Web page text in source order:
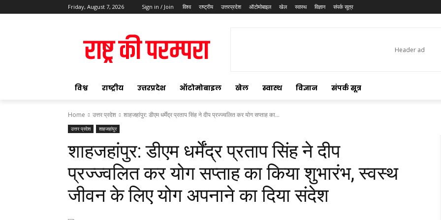
Friday, August 7, 2026 Sign in / Join विश्व राष्ट्रीय उत्तरप्रदेश ऑटोमोबाइल खेल स्वास्थ विज्ञान संपर्क सूत्र
विश्व राष्ट्रीय उत्तरप्रदेश ऑटोमोबाइल खेल स्वास्थ विज्ञान संपर्क सूत्र
Home उत्तर प्रदेश शाहजहांपुर: डीएम धर्मेंद्र प्रताप सिंह ने दीप प्रज्ज्वलित कर योग सप्ताह का...
उत्तर प्रदेश शाहजहांपुर
शाहजहांपुर: डीएम धर्मेंद्र प्रताप सिंह ने दीप
प्रज्ज्वलित कर योग सप्ताह का किया शुभारंभ, स्वस्थ
जीवन के लिए योग अपनाने का दिया संदेश